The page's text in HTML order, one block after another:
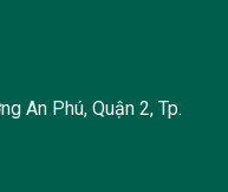
An Phú, Quận 2, Tp.